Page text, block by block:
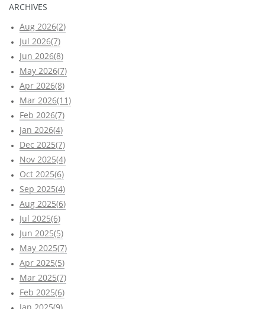
ARCHIVES
Aug 2026(2)
Jul 2026(7)
Jun 2026(8)
May 2026(7)
Apr 2026(8)
Mar 2026(11)
Feb 2026(7)
Jan 2026(4)
Dec 2025(7)
Nov 2025(4)
Oct 2025(6)
Sep 2025(4)
Aug 2025(6)
Jul 2025(6)
Jun 2025(5)
May 2025(7)
Apr 2025(5)
Mar 2025(7)
Feb 2025(6)